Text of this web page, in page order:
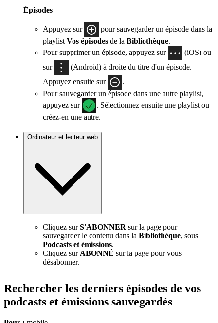
Épisodes
Appuyez sur
pour sauvegarder un épisode dans la
playlist Vos épisodes de la Bibliothèque.
Pour supprimer un épisode, appuyez sur
(iOS) ou
sur
(Android) à droite du titre d'un épisode.
Appuyez ensuite sur
.
Pour sauvegarder un épisode dans une autre playlist,
appuyez sur
. Sélectionnez ensuite une playlist ou
créez-en une autre.
Ordinateur et lecteur web
Cliquez surS'ABONNER sur la page pour
sauvegarder le contenu dans la Bibliothèque, sous
Podcasts et émissions.
Cliquez sur ABONNÉ sur la page pour vous
désabonner.
Rechercher les derniers épisodes de vos
podcasts et émissions sauvegardés